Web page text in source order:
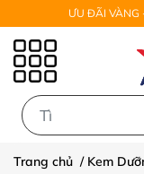
ƯU ĐÃI VÀNG
Trang chủ / Kem